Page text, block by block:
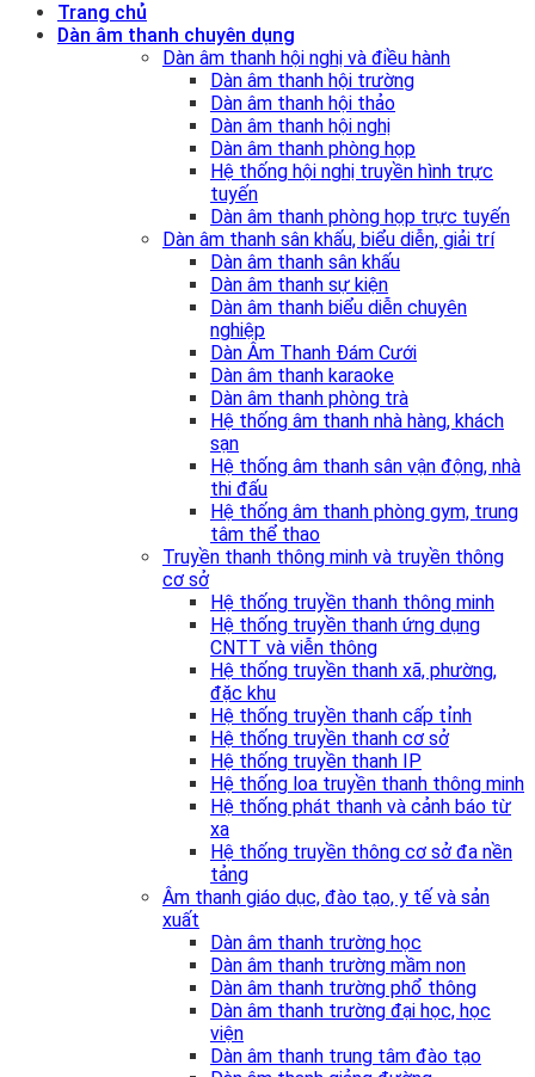
Trang chủ
Dàn âm thanh chuyên dụng
Dàn âm thanh hội nghị và điều hành
Dàn âm thanh hội trường
Dàn âm thanh hội thảo
Dàn âm thanh hội nghị
Dàn âm thanh phòng họp
Hệ thống hội nghị truyền hình trực
tuyến
Dàn âm thanh phòng họp trực tuyến
Dàn âm thanh sân khấu, biểu diễn, giải trí
Dàn âm thanh sân khấu
Dàn âm thanh sự kiện
Dàn âm thanh biểu diễn chuyên
nghiệp
Dàn Âm Thanh Đám Cưới
Dàn âm thanh karaoke
Dàn âm thanh phòng trà
Hệ thống âm thanh nhà hàng, khách
sạn
Hệ thống âm thanh sân vận động, nhà
thi đấu
Hệ thống âm thanh phòng gym, trung
tâm thể thao
Truyền thanh thông minh và truyền thông
cơ sở
Hệ thống truyền thanh thông minh
Hệ thống truyền thanh ứng dụng
CNTT và viễn thông
Hệ thống truyền thanh xã, phường,
đặc khu
Hệ thống truyền thanh cấp tỉnh
Hệ thống truyền thanh cơ sở
Hệ thống truyền thanh IP
Hệ thống loa truyền thanh thông minh
Hệ thống phát thanh và cảnh báo từ
xa
Hệ thống truyền thông cơ sở đa nền
tảng
Âm thanh giáo dục, đào tạo, y tế và sản
xuất
Dàn âm thanh trường học
Dàn âm thanh trường mầm non
Dàn âm thanh trường phổ thông
Dàn âm thanh trường đại học, học
viện
Dàn âm thanh trung tâm đào tạo